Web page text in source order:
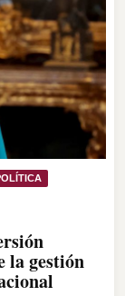
la gestión